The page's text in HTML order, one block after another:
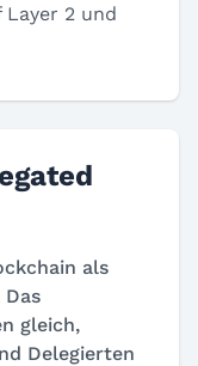
2 und
als
gleich,
Delegierten